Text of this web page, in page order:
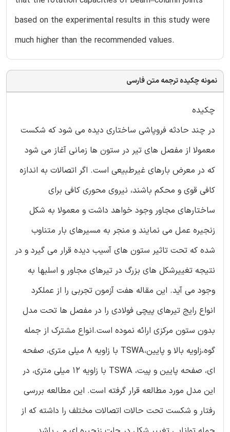
based on the experimental results in this study were
much higher than the recommended values.
نمونه چکیده ترجمه متن فارسی
چکیده
در چند حادثه فروپاشی ساختاری دیده می شود که شکست
معمولا از مفصل های تیر در ستون ها زمانی آغاز می شود
که در معرض بارهای غیرطبیعی است. اگر اتصالات به اندازه
کافی قوی و محکم باشند، نیروی محوری کافی برای
ساختارهای مجاور وجود خواهد داشت و معمولا به شکل
زنجیره عمل می نمایند و منجر به مسیرهای بار متناوب
شده که تحت تاثیر ستون های آسیب دیده قرار می گیرد و در
نتیجه تغییرشکل های بزرگ در تیرهای مجاور و اسلبها به
وجود می آید. این مقاله هفت آزمون تجربی را از عملکرد
انواع رایج تیرهای پیچی فولادی را در مفصل ها تحت مدل
بدون ستون مرکزی ارائه نموده است.انواع مشترک از جمله
گوه،زاویه بالا و پایین،TSWA با زاویه 8 میلی متری، صفحه
ای، صفحه پایین و پیت، TSWA با زاویه 12 میلی متری، در
این مدل مورد مطالعه قرار گرفته است. این مطالعه بررسی
رفتار و شکست تحت حالات اتصالات مختلف را داشته که از